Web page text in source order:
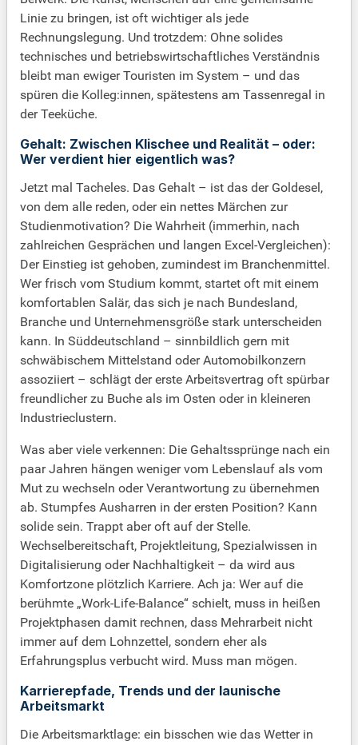
Linie zu bringen, ist oft wichtiger als jede
Rechnungslegung. Und trotzdem: Ohne solides
technisches und betriebswirtschaftliches Verständnis
bleibt man ewiger Touristen im System – und das
spüren die Kolleg:innen, spätestens am Tassenregal in
der Teeküche.
Gehalt: Zwischen Klischee und Realität – oder:
Wer verdient hier eigentlich was?
Jetzt mal Tacheles. Das Gehalt – ist das der Goldesel,
von dem alle reden, oder ein nettes Märchen zur
Studienmotivation? Die Wahrheit (immerhin, nach
zahlreichen Gesprächen und langen Excel-Vergleichen):
Der Einstieg ist gehoben, zumindest im Branchenmittel.
Wer frisch vom Studium kommt, startet oft mit einem
komfortablen Salär, das sich je nach Bundesland,
Branche und Unternehmensgröße stark unterscheiden
kann. In Süddeutschland – sinnbildlich gern mit
schwäbischem Mittelstand oder Automobilkonzern
assoziiert – schlägt der erste Arbeitsvertrag oft spürbar
freundlicher zu Buche als im Osten oder in kleineren
Industrieclustern.
Was aber viele verkennen: Die Gehaltssprünge nach ein
paar Jahren hängen weniger vom Lebenslauf als vom
Mut zu wechseln oder Verantwortung zu übernehmen
ab. Stumpfes Ausharren in der ersten Position? Kann
solide sein. Trappt aber oft auf der Stelle.
Wechselbereitschaft, Projektleitung, Spezialwissen in
Digitalisierung oder Nachhaltigkeit – da wird aus
Komfortzone plötzlich Karriere. Ach ja: Wer auf die
berühmte „Work-Life-Balance“ schielt, muss in heißen
Projektphasen damit rechnen, dass Mehrarbeit nicht
immer auf dem Lohnzettel, sondern eher als
Erfahrungsplus verbucht wird. Muss man mögen.
Karrierepfade, Trends und der launische
Arbeitsmarkt
Die Arbeitsmarktlage: ein bisschen wie das Wetter in